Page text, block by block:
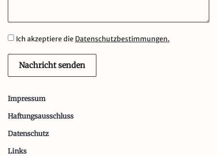
Ich akzeptiere die Datenschutzbestimmungen.
Nachricht senden
Impressum
Haftungsausschluss
Datenschutz
Links